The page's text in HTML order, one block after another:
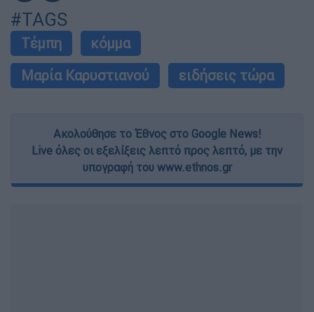
#TAGS
Τέμπη
κόμμα
Μαρία Καρυστιανού
ειδήσεις τώρα
Ακολούθησε το Έθνος στο Google News!
Live όλες οι εξελίξεις λεπτό προς λεπτό, με την
υπογραφή του www.ethnos.gr